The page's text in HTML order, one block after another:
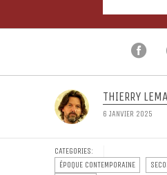
THIERRY
6 JANVIER 2025
CATEGORIES:
ÉPOQUE CONTEMPORAINE